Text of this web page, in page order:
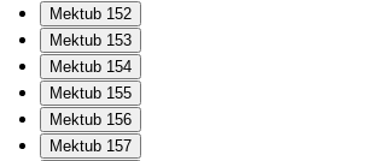
Mektub 152
Mektub 153
Mektub 154
Mektub 155
Mektub 156
Mektub 157